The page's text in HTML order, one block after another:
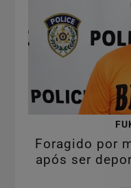
Foragido por
após ser